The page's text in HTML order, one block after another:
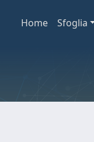
Home Sfoglia